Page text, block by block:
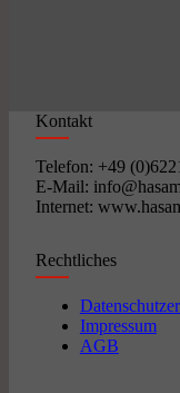
Kontakt
Telefon: +49
E-Mail:
Internet:
Rechtliches
Impressum
AGB